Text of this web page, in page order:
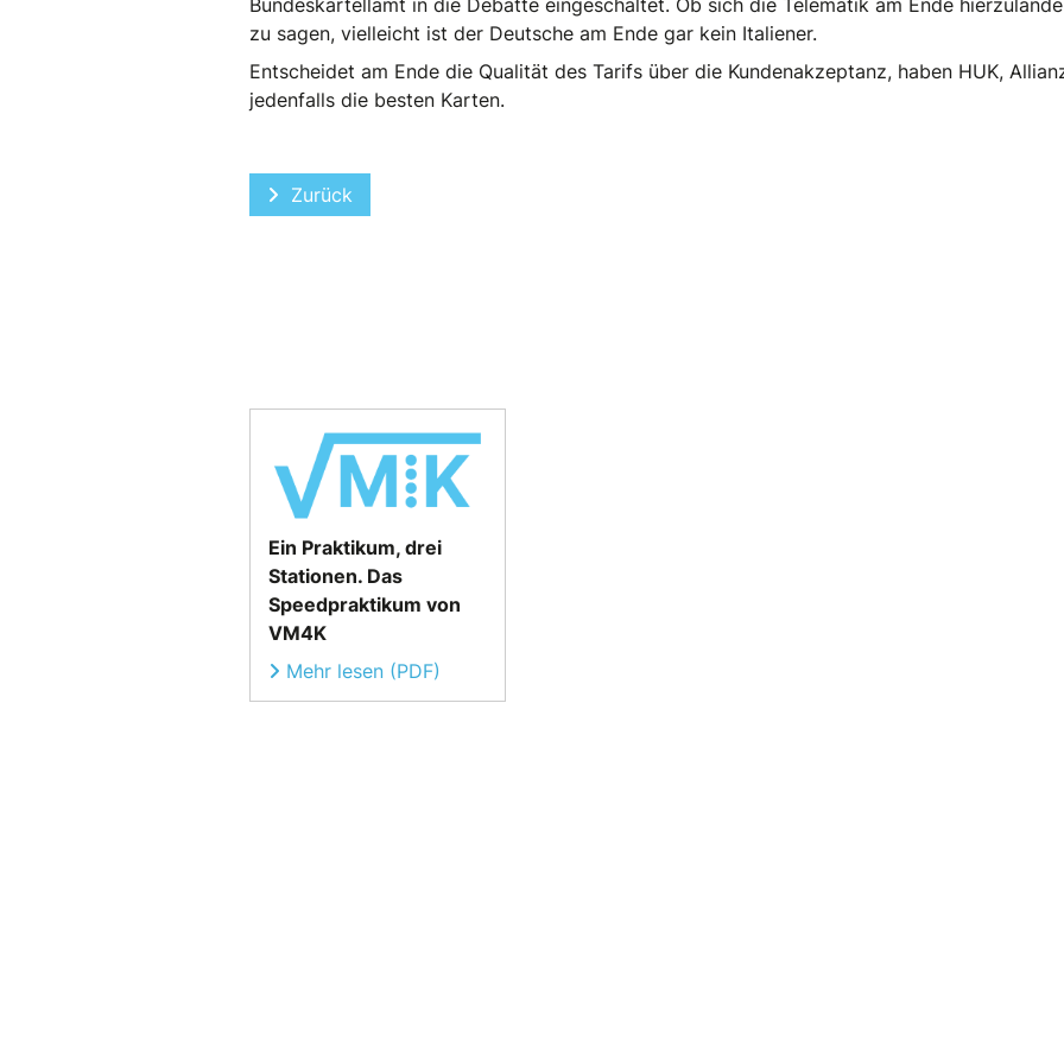
Bundeskartellamt in die Debatte eingeschaltet. Ob sich die Telematik am Ende
zu sagen, vielleicht ist der Deutsche am Ende gar kein Italiener.
Entscheidet am Ende die Qualität des Tarifs über die Kundenakzeptanz, haben HUK,
jedenfalls die besten Karten.
Vorheriger Beitrag: Silas Eul gewinnt Wettbewerb
Zurück
Ein Praktikum, drei
Stationen. Das
Speedpraktikum von
VM4K
Mehr lesen (PDF)